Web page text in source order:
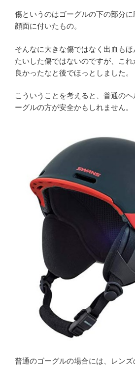
傷というのはゴーグルの下の部分
顔面に付いたもの。
そんなに大きな傷ではなく出血も
たいした傷ではないのですが、こ
良かったなと後でほっとしました。
こういうことを考えると、普通の
ーグルの方が安全かもしれません。
普通のゴーグルの場合には、レン